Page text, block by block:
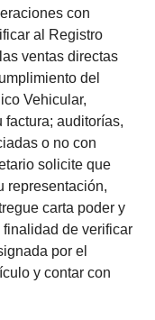
con
al Registro
ventas directas
del
Vehicular,
factura; auditorías,
o no con
solicite que
representación,
carta poder y
de verificar
por el
y contar con